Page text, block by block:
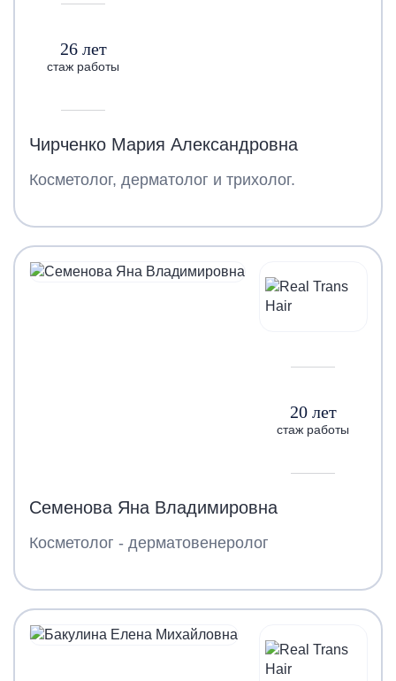
26 лет
стаж работы
Чирченко Мария Александровна
Косметолог, дерматолог и трихолог.
20 лет
стаж работы
Семенова Яна Владимировна
Косметолог - дерматовенеролог